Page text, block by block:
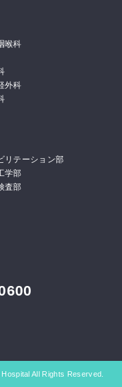
喉科
外科
リテーション部
学部
査部
All Rights Reserved.